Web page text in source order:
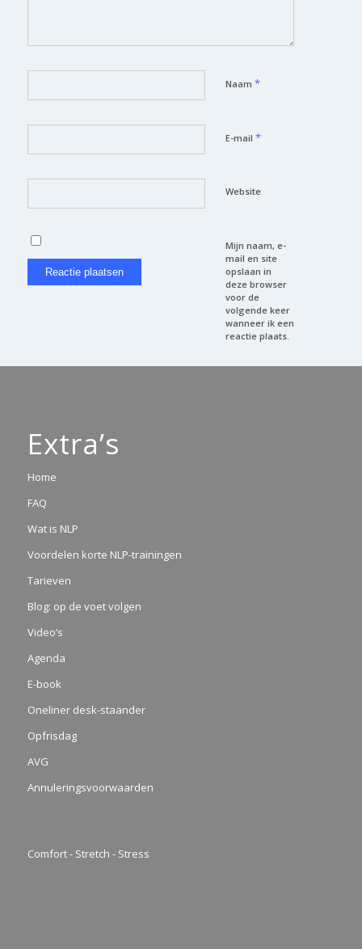
Naam *
E-mail *
Website
Mijn naam, e-
mail en site
opslaan in
deze browser
voor de
volgende keer
wanneer ik een
reactie plaats.
Extra’s
Home
FAQ
Wat is NLP
Voordelen korte NLP-trainingen
Tarieven
Blog: op de voet volgen
Video’s
Agenda
E-book
Oneliner desk-staander
Opfrisdag
AVG
Annuleringsvoorwaarden
Comfort - Stretch - Stress